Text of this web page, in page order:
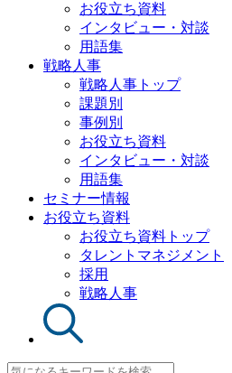
お役立ち資料
インタビュー・対談
用語集
戦略人事
戦略人事トップ
課題別
事例別
お役立ち資料
インタビュー・対談
用語集
セミナー情報
お役立ち資料
お役立ち資料トップ
タレントマネジメント
採用
戦略人事